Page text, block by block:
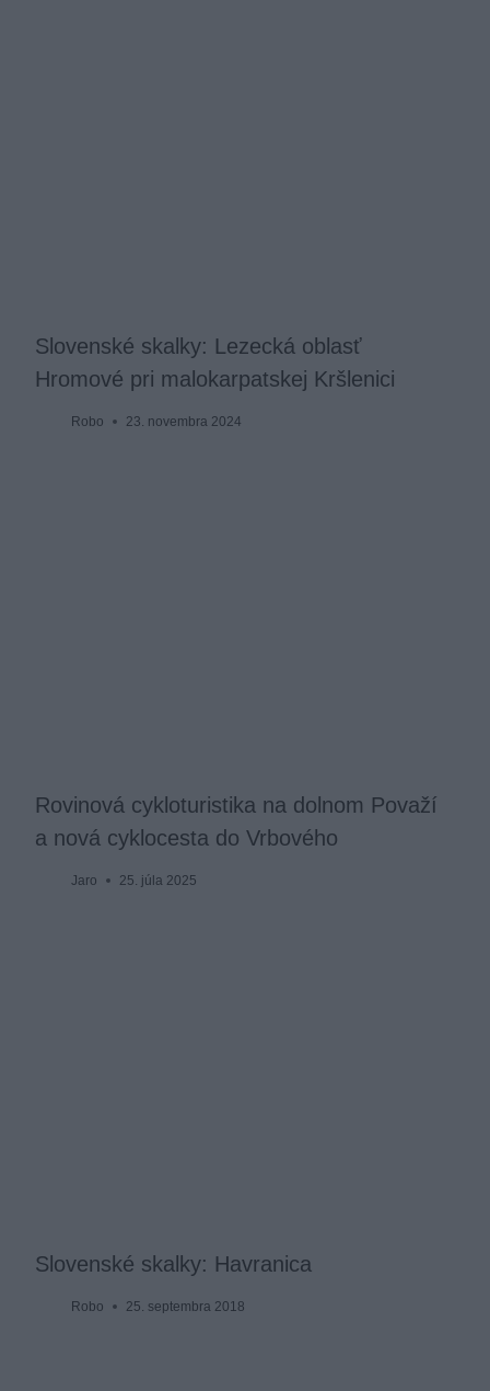
Slovenské skalky: Lezecká oblasť
Hromové pri malokarpatskej Kršlenici
Robo 23. novembra 2024
Rovinová cykloturistika na dolnom Považí
a nová cyklocesta do Vrbového
Jaro 25. júla 2025
Slovenské skalky: Havranica
Robo 25. septembra 2018